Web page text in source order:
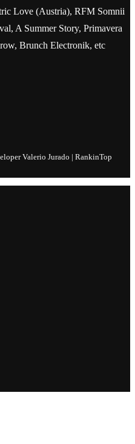
Love (Austria), RFM Somnii
A Summer Story, Primavera
Brunch Electronik, etc
Valerio Jurado | RankinTop